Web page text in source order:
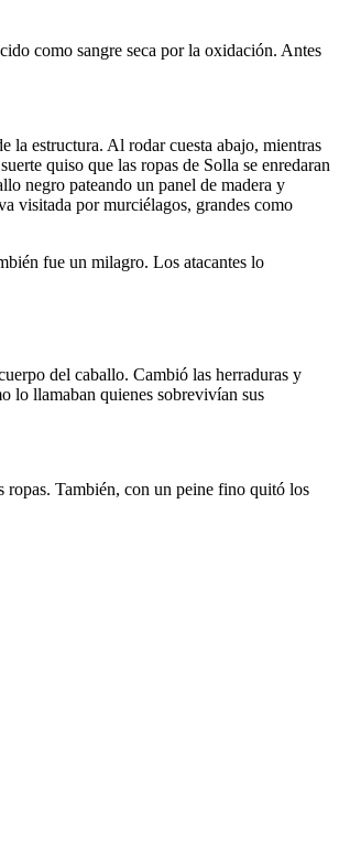
como sangre seca por la oxidación. Antes
la estructura. Al rodar cuesta abajo, mientras
quiso que las ropas de Solla se enredaran
negro pateando un panel de madera y
visitada por murciélagos, grandes como
fue un milagro. Los atacantes lo
del caballo. Cambió las herraduras y
lo llamaban quienes sobrevivían sus
ropas. También, con un peine fino quitó los